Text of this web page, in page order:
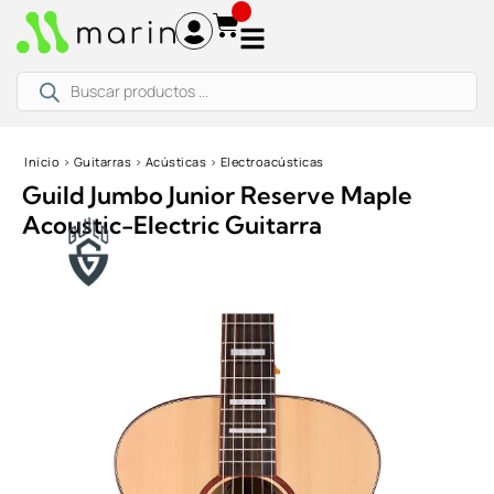
productos
Inicio › Guitarras › Acústicas › Electroacústicas
Guild Jumbo Junior Reserve Maple
Acoustic-Electric Guitarra